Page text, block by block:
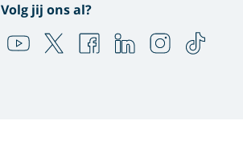
Volg jij ons al?